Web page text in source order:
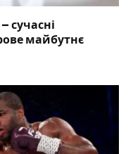
сучасні
майбутнє